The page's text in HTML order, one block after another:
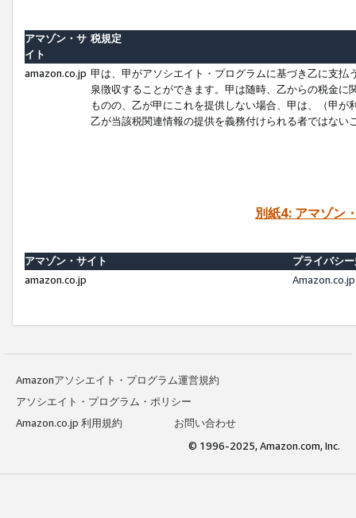
アマゾン・サ
イト
税規定
amazon.co.jp 甲は、甲がアソシエイト・プログラムに基づき乙に支
泉徴収することができます。甲は随時、乙からの税金
ものの、乙が甲にこれを提供しない場合、甲は、（甲
乙が当該税関連情報の提供を義務付けられる者ではな
別紙4: アマゾン
アマゾン・サイト
プライバシ
amazon.co.jp
Amazonアソシエイト・プログラム運営規約
アソシエイト・プログラム・ポリシー
Amazon.co.jp 利用規約
お問い合わせ
© 1996-2025, Amazon.com, Inc.